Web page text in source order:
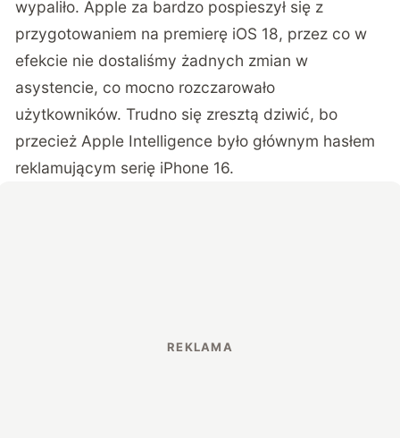
wypaliło. Apple za bardzo pospieszył się z
przygotowaniem na premierę iOS 18, przez co w
efekcie nie dostaliśmy żadnych zmian w
asystencie, co mocno rozczarowało
użytkowników. Trudno się zresztą dziwić, bo
przecież Apple Intelligence było głównym hasłem
reklamującym serię iPhone 16.